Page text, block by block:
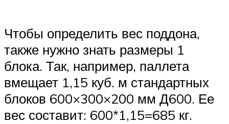
Чтобы определить вес поддона,
также нужно знать размеры 1
блока. Так, например, паллета
вмещает 1,15 куб. м стандартных
блоков 600×300×200 мм Д600. Ее
вес составит: 600*1,15=685 кг.